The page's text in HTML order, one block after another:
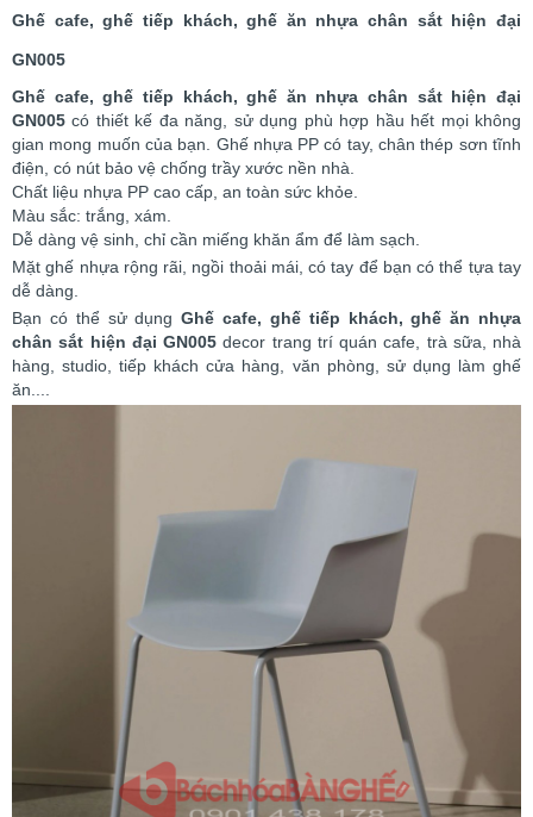
Ghế cafe, ghế tiếp khách, ghế ăn nhựa chân sắt hiện đại
GN005
Ghế cafe, ghế tiếp khách, ghế ăn nhựa chân sắt hiện đại
GN005 có thiết kế đa năng, sử dụng phù hợp hầu hết mọi không
gian mong muốn của bạn. Ghế nhựa PP có tay, chân thép sơn tĩnh
điện, có nút bảo vệ chống trầy xước nền nhà.
Chất liệu nhựa PP cao cấp, an toàn sức khỏe.
Màu sắc: trắng, xám.
Dễ dàng vệ sinh, chỉ cần miếng khăn ẩm để làm sạch.
Mặt ghế nhựa rộng rãi, ngồi thoải mái, có tay để bạn có thể tựa tay
dễ dàng.
Bạn có thể sử dụngGhế cafe, ghế tiếp khách, ghế ăn nhựa
chân sắt hiện đại GN005decor trang trí quán cafe, trà sữa, nhà
hàng, studio, tiếp khách cửa hàng, văn phòng, sử dụng làm ghế
ăn....